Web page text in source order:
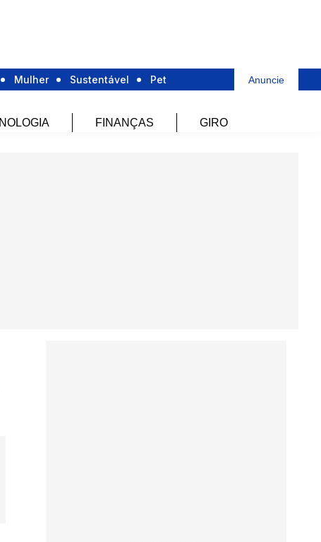
Mulher Sustentável Pet Anuncie
FINANÇAS GIRO